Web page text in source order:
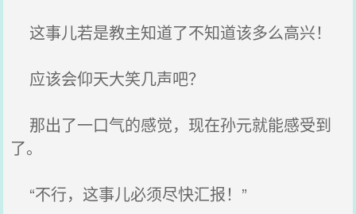
这事儿若是教主知道了不知道该多么高兴！
应该会仰天大笑几声吧？
那出了一口气的感觉，现在孙元就能感受到
了。
“不行，这事儿必须尽快汇报！”